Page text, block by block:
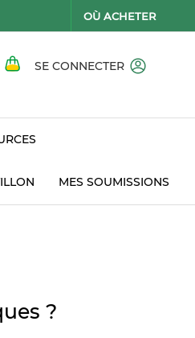
OÙ ACHETER
SE CONNECTER
MES SOUMISSIONS
?